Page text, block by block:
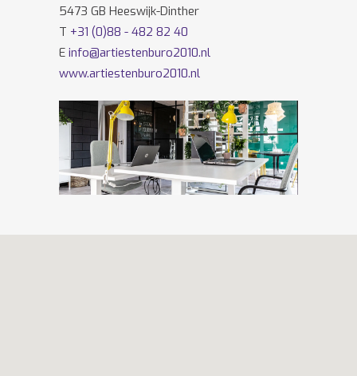
5473 GB Heeswijk-Dinther
T +31 (0)88 - 482 82 40
E info@artiestenburo2010.nl
www.artiestenburo2010.nl
Volg ons ook opFacebookenTwitter